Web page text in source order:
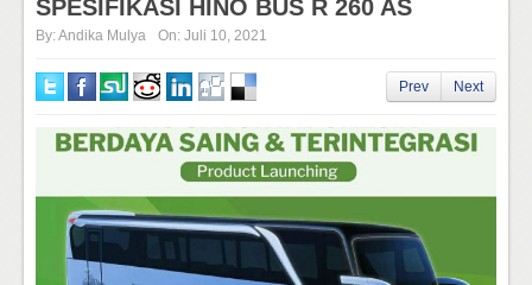
SPESIFIKASI HINO BUS R 260 AS
By:Andika Mulya On: Juli 10, 2021
Prev Next